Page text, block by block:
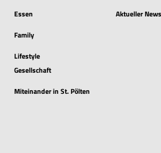
Essen
Family
Lifestyle
Gesellschaft
Miteinander in St. Pölten
Aktueller